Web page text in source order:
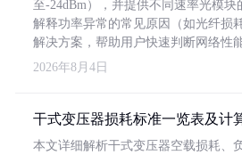
至-24dBm），并提供不同速率光模
解释功率异常的常见原因（如光纤损
解决方案，帮助用户快速判断网络性
2026年8月4日
干式变压器损耗标准一览表及计
本文详细解析干式变压器空载损耗、